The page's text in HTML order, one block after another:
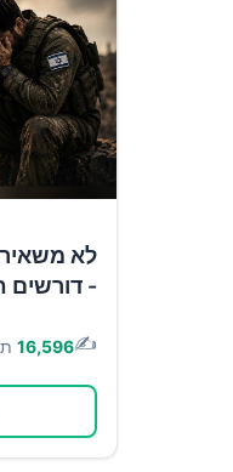
לא
- דורשים
✍️
16,596